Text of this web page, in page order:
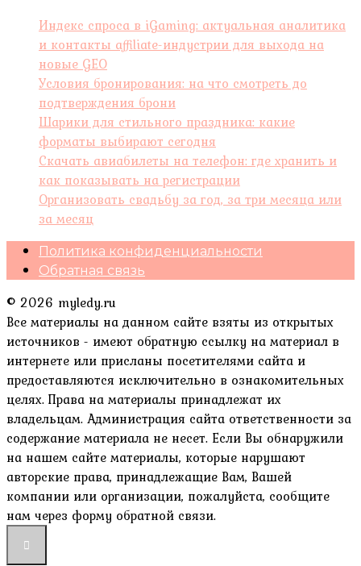
Индекс спроса в iGaming: актуальная аналитика
и контакты affiliate-индустрии для выхода на
новые GEO
Условия бронирования: на что смотреть до
подтверждения брони
Шарики для стильного праздника: какие
форматы выбирают сегодня
Скачать авиабилеты на телефон: где хранить и
как показывать на регистрации
Организовать свадьбу за год, за три месяца или
за месяц
Политика конфиденциальности
Обратная связь
© 2026 myledy.ru
Все материалы на данном сайте взяты из открытых
источников - имеют обратную ссылку на материал в
интернете или присланы посетителями сайта и
предоставляются исключительно в ознакомительных
целях. Права на материалы принадлежат их
владельцам. Администрация сайта ответственности за
содержание материала не несет. Если Вы обнаружили
на нашем сайте материалы, которые нарушают
авторские права, принадлежащие Вам, Вашей
компании или организации, пожалуйста, сообщите
нам через форму обратной связи.